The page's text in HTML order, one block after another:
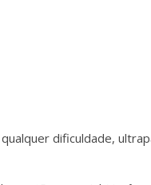
dificuldade,